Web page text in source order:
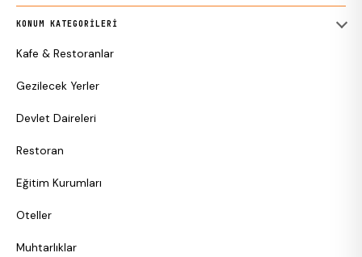
KONUM KATEGORILERI
Kafe & Restoranlar
Gezilecek Yerler
Devlet Daireleri
Restoran
Eğitim Kurumları
Oteller
Muhtarlıklar